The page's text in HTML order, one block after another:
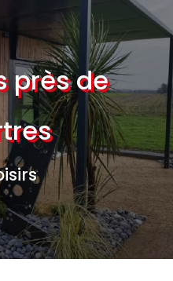
près de